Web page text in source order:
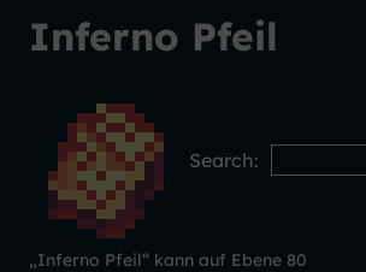
Inferno Pfeil
„Inferno Pfeil“ kann auf Ebene 80
Search: